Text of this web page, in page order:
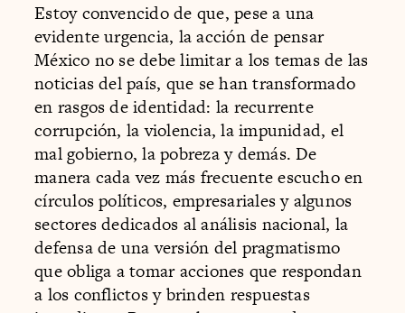
Estoy convencido de que, pese a una
evidente urgencia, la acción de pensar
México no se debe limitar a los temas de las
noticias del país, que se han transformado
en rasgos de identidad: la recurrente
corrupción, la violencia, la impunidad, el
mal gobierno, la pobreza y demás. De
manera cada vez más frecuente escucho en
círculos políticos, empresariales y algunos
sectores dedicados al análisis nacional, la
defensa de una versión del pragmatismo
que obliga a tomar acciones que respondan
a los conflictos y brinden respuestas